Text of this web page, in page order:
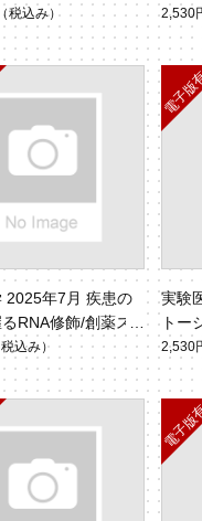
（税込み）
セン
4）
2,530
2025年7月 疾患の
RNA修飾/創薬ス
プの先駆者が語る
（Vol.43 No.11）
税込み）
実験
トー
ol.43
2,530